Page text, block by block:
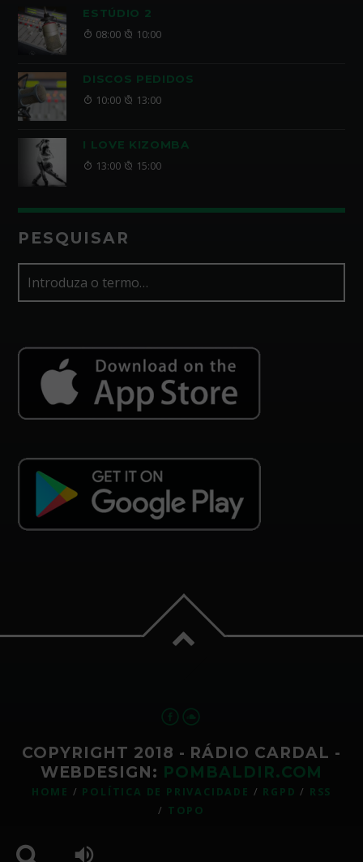
ESTÚDIO 2
08:00 10:00
DISCOS PEDIDOS
10:00 13:00
I LOVE KIZOMBA
13:00 15:00
PESQUISAR
COPYRIGHT 2018 - RÁDIO CARDAL -
WEBDESIGN: POMBALDIR.COM
HOME POLÍTICA DE PRIVACIDADE RGPD
RSS
TOPO